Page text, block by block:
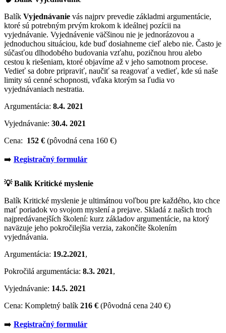
Balík Vyjednávanie vás najprv prevedie základmi argumentácie,
ktoré sú potrebným prvým krokom k ideálnej pozícii na
vyjednávanie. Vyjednávenie väčšinou nie je jednorázovou a
jednoduchou situáciou, kde buď dosiahneme cieľ alebo nie. Často je
súčasťou dlhodobého budovania vzťahu, pozičnou hrou alebo
cestou k riešeniam, ktoré objavíme až v jeho samotnom procese.
Vedieť sa dobre pripraviť, naučiť sa reagovať a vedieť, kde sú naše
limity sú cenné schopnosti, vďaka ktorým sa ľudia vo
vyjednávaniach nestratia.
Argumentácia: 8.4. 2021
Vyjednávanie: 30.4. 2021
Cena: 152 € (pôvodná cena 160 €)
➡️ Registračný formulár
💡 Balík Kritické myslenie
Balík Kritické myslenie je ultimátnou voľbou pre každého, kto chce
mať poriadok vo svojom myslení a prejave. Skladá z našich troch
najpredávanejších školení: kurz základov argumentácie, na ktorý
naväzuje jeho pokročilejšia verzia, zakončíte školením
vyjednávania.
Argumentácia: 19.2.2021,
Pokročilá argumentácia: 8.3. 2021,
Vyjednávanie: 14.5. 2021
Cena: Kompletný balík 216 € (Pôvodná cena 240 €)
➡️ Registračný formulár